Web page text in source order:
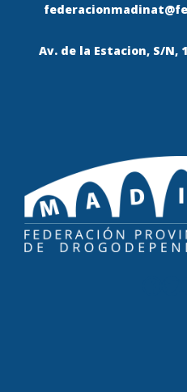
Av. de la Estacion, S/N,